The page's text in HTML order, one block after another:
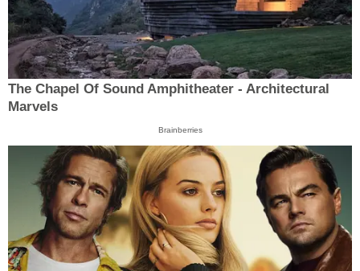
The Chapel Of Sound Amphitheater - Architectural
Marvels
Brainberries